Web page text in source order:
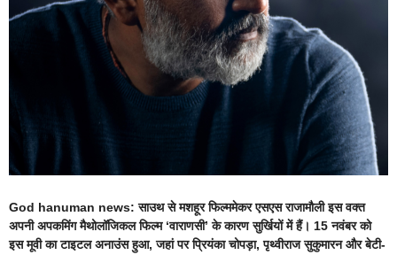
God hanuman news: साउथ से मशहूर फिल्ममेकर एसएस राजामौली इस वक्त
अपनी अपकमिंग मैथोलॉजिकल फिल्म ‘वाराणसी’ के कारण सुर्खियों में हैं। 15 नवंबर को
इस मूवी का टाइटल अनाउंस हुआ, जहां पर प्रियंका चोपड़ा, पृथ्वीराज सुकुमारन और बेटी-